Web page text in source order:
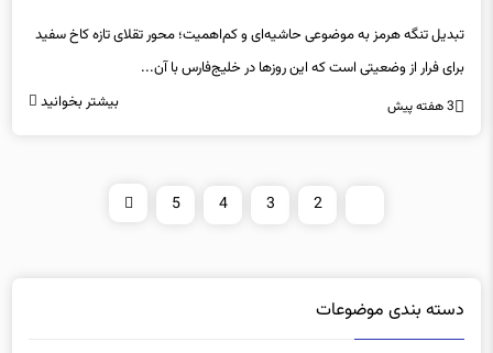
تبدیل تنگه هرمز به موضوعی حاشیه‌ای و کم‌اهمیت؛ محور تقلای تازه کاخ سفید
برای فرار از وضعیتی است که این روزها در خلیج‌فارس با آن...
3 هفته پیش بیشتر بخوانید
2
3
4
5
دسته بندی موضوعات